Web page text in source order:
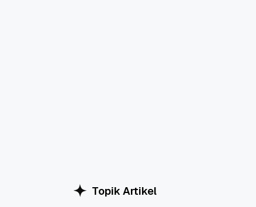
Topik Artikel